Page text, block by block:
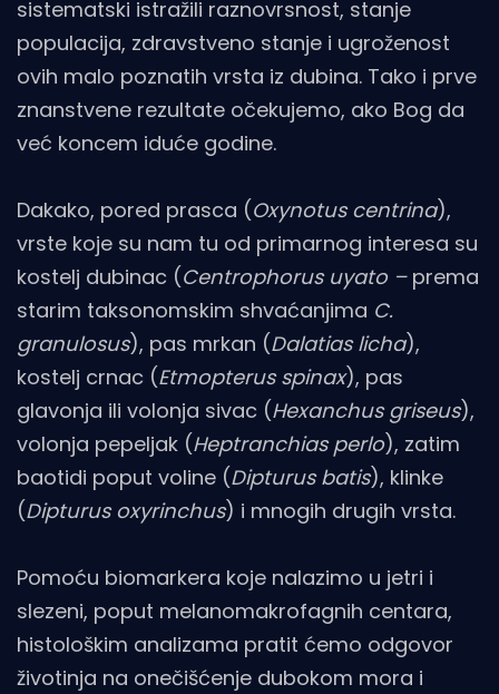
sistematski istražili raznovrsnost, stanje
populacija, zdravstveno stanje i ugroženost
ovih malo poznatih vrsta iz dubina. Tako i prve
znanstvene rezultate očekujemo, ako Bog da
već koncem iduće godine.
Dakako, pored prasca (Oxynotus centrina),
vrste koje su nam tu od primarnog interesa su
kostelj dubinac (Centrophorus uyato – prema
starim taksonomskim shvaćanjima C.
granulosus), pas mrkan (Dalatias licha),
kostelj crnac (Etmopterus spinax), pas
glavonja ili volonja sivac (Hexanchus griseus),
volonja pepeljak (Heptranchias perlo), zatim
baotidi poput voline (Dipturus batis), klinke
(Dipturus oxyrinchus) i mnogih drugih vrsta.
Pomoću biomarkera koje nalazimo u jetri i
slezeni, poput melanomakrofagnih centara,
histološkim analizama pratit ćemo odgovor
životinja na onečišćenje dubokom mora i